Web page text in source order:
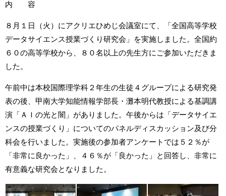
内 容
８月１日（火）にアクリエひめじ会議室にて、「全国高等学校
データサイエンス授業づくり研究会」を実施しました。全国約
６０の高等学校から、８０名以上の先生方にご参加いただきま
した。
午前中は本校国際理学科２年生の生徒４グループによる研究発
表の後、甲南大学知能情報学部長・灘本明代教授による基調講
演「ＡＩの光と闇」がありました。午後からは「データサイエ
ンスの授業づくり」についてのパネルディスカッション及び分
科会を行いました。実施後の参加者アンケートでは５２％が
「非常に良かった」、４６％が「良かった」と回答し、非常に
有意義な研究会となりました。